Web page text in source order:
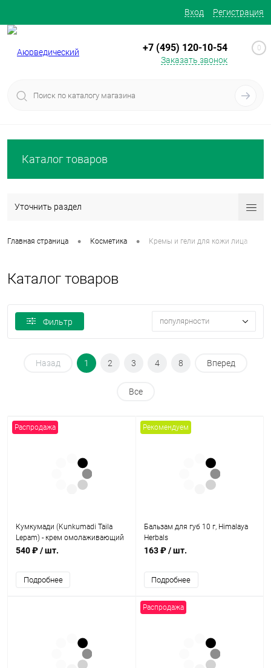
Вход Регистрация
+7 (495) 120-10-54
Заказать звонок
0
Каталог товаров
Уточнить раздел
Главная страница • Косметика • Кремы и гели для кожи лица
Каталог товаров
Фильтр популярности
Назад 1 2 3 4 8 Вперед
Все
Распродажа
Кумкумади (Kunkumadi Taila
Lepam) - крем омолаживающий
/ 35 г, SKM Siddha
540 ₽/ шт.
Подробнее
Рекомендуем
Бальзам для губ 10 г, Himalaya
Herbals
163 ₽/ шт.
Подробнее
Распродажа